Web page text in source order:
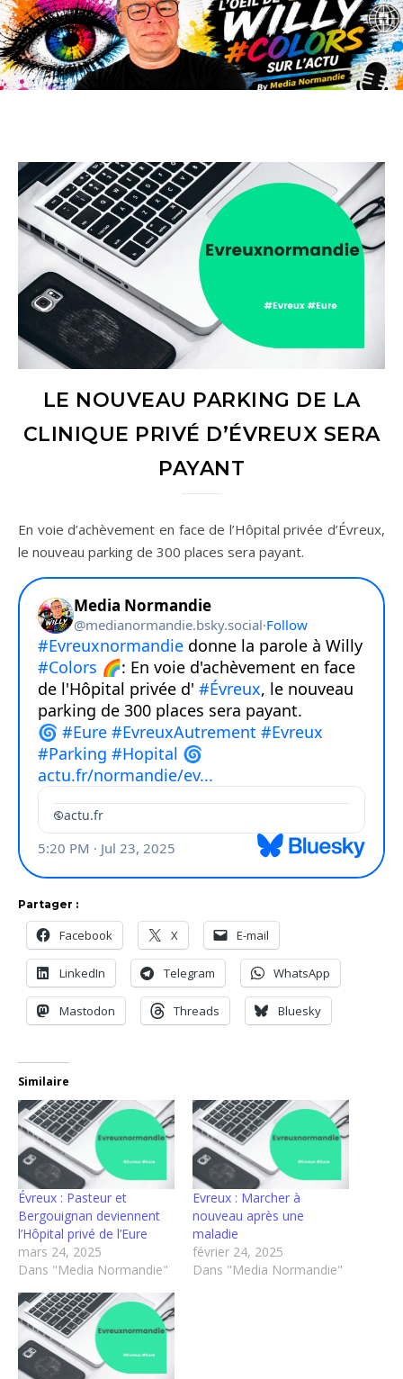
LE NOUVEAU PARKING DE LA
CLINIQUE PRIVÉ D’ÉVREUX SERA
PAYANT
En voie d’achèvement en face de l’Hôpital privée d’Évreux,
le nouveau parking de 300 places sera payant.
Partager :
Facebook X E-mail
LinkedIn Telegram WhatsApp
Mastodon Threads Bluesky
Similaire
Évreux : Pasteur et
Bergouignan deviennent
l’Hôpital privé de l’Eure
mars 24, 2025
Dans "Media Normandie"
Evreux : Marcher à
nouveau après une
maladie
février 24, 2025
Dans "Media Normandie"